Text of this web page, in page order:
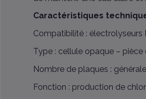
Caractéristiques
Compatibilité : électrolyseurs
Type : cellule opaque –
Nombre de plaques :
Fonction : production de